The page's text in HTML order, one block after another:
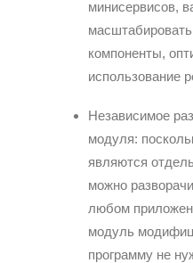
минисервисов,
компоненты,
использование
Независимое
модуля:
являются
можно
любом
модуль
программу не